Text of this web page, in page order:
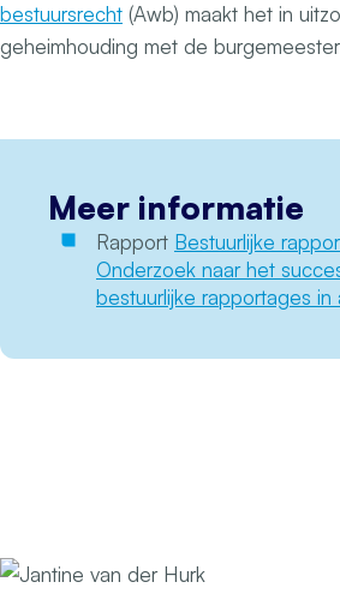
bestuursrecht (Awb) maakt het in
geheimhouding met de
Meer informatie
Rapport Bestuurlijke
Onderzoek naar het
bestuurlijke rapportages in